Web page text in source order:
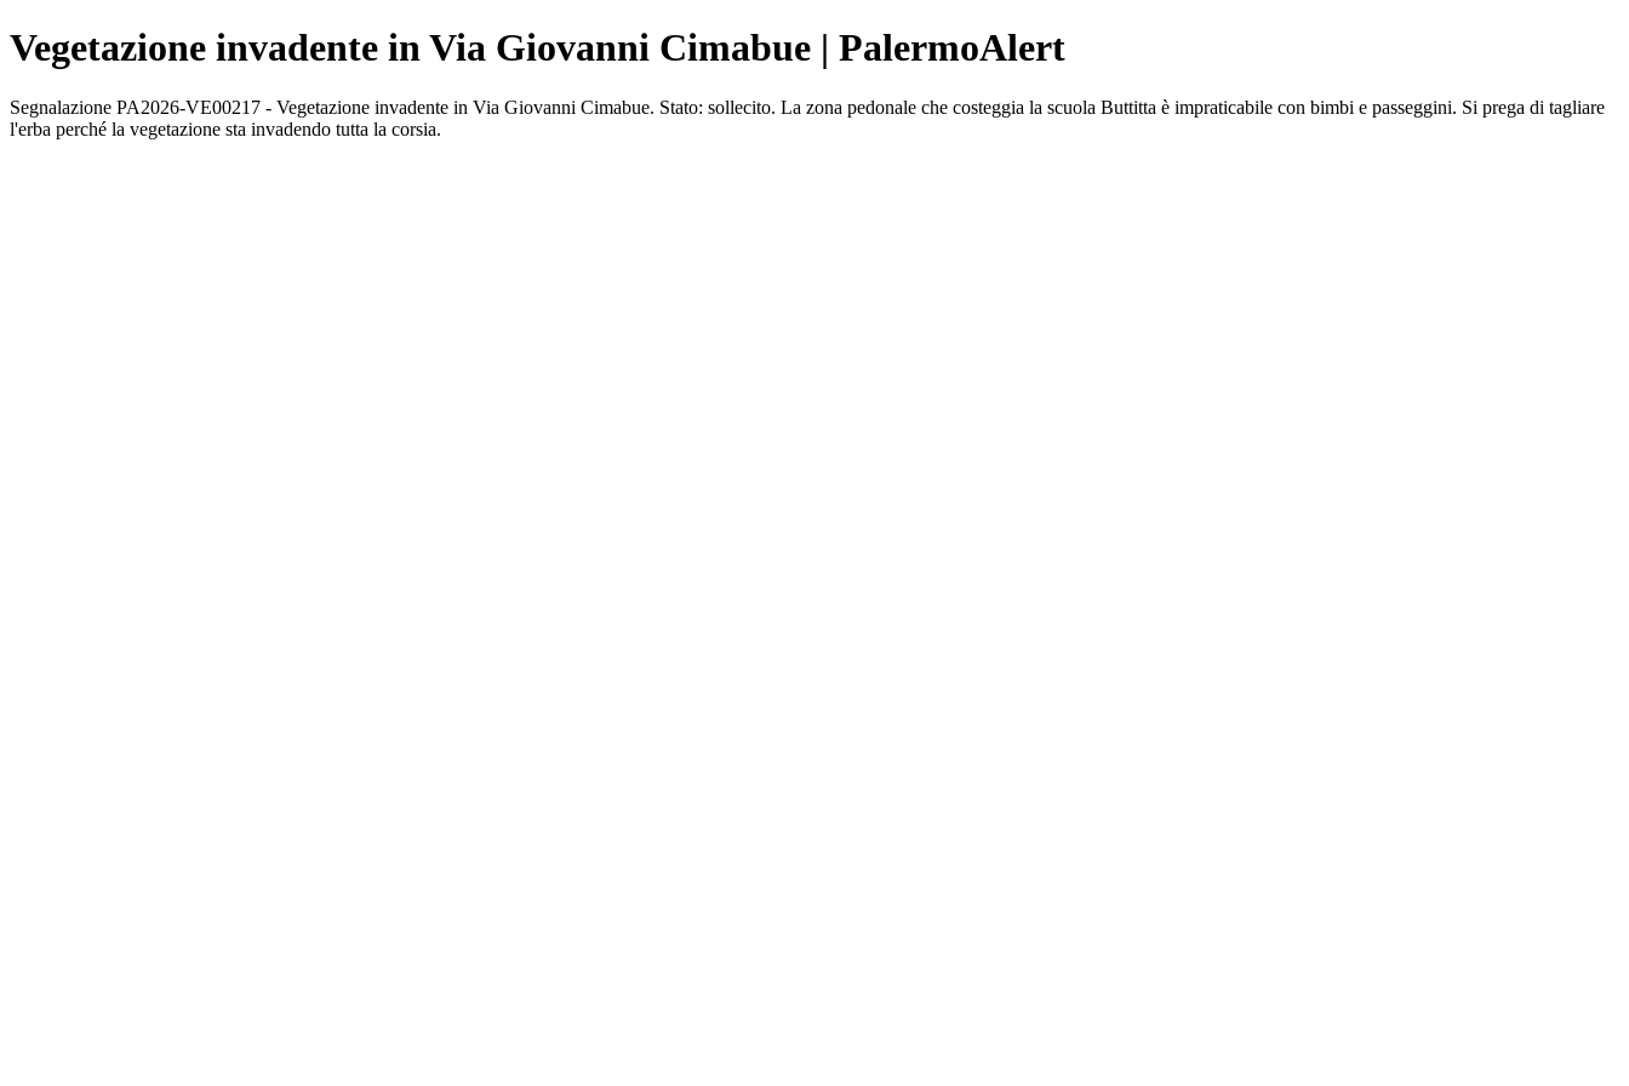
Vegetazione invadente in Via Giovanni Cimabue | PalermoAlert
Segnalazione PA2026-VE00217 - Vegetazione invadente in Via Giovanni Cimabue. Stato: sollecito. La zona pedonale che costeggia la scuola Buttitta è impraticabile con bimbi e passeggini. Si prega di tagliare
l'erba perché la vegetazione sta invadendo tutta la corsia.